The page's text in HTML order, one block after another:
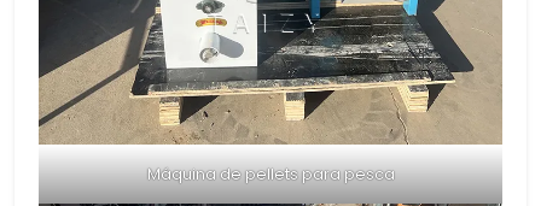
Máquina de pellets para pesca